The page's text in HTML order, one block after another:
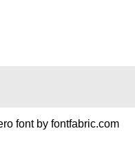
font by fontfabric.com